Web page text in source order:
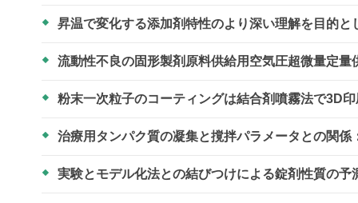
昇温で変化する添加剤特性のより深い理解を目的
流動性不良の固形製剤原料供給用空気圧超微量定
粉末一次粒子のコーティングは結合剤噴霧法で3D
治療用タンパク質の凝集と撹拌パラメータとの関
実験とモデル化法との結びつけによる錠剤性質の予